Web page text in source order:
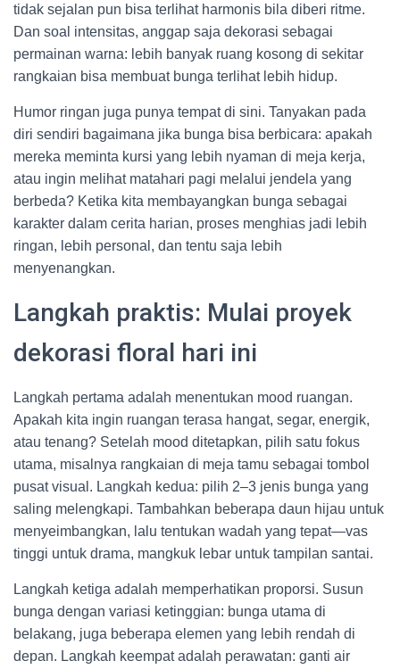
tidak sejalan pun bisa terlihat harmonis bila diberi ritme.
Dan soal intensitas, anggap saja dekorasi sebagai
permainan warna: lebih banyak ruang kosong di sekitar
rangkaian bisa membuat bunga terlihat lebih hidup.
Humor ringan juga punya tempat di sini. Tanyakan pada
diri sendiri bagaimana jika bunga bisa berbicara: apakah
mereka meminta kursi yang lebih nyaman di meja kerja,
atau ingin melihat matahari pagi melalui jendela yang
berbeda? Ketika kita membayangkan bunga sebagai
karakter dalam cerita harian, proses menghias jadi lebih
ringan, lebih personal, dan tentu saja lebih
menyenangkan.
Langkah praktis: Mulai proyek
dekorasi floral hari ini
Langkah pertama adalah menentukan mood ruangan.
Apakah kita ingin ruangan terasa hangat, segar, energik,
atau tenang? Setelah mood ditetapkan, pilih satu fokus
utama, misalnya rangkaian di meja tamu sebagai tombol
pusat visual. Langkah kedua: pilih 2–3 jenis bunga yang
saling melengkapi. Tambahkan beberapa daun hijau untuk
menyeimbangkan, lalu tentukan wadah yang tepat—vas
tinggi untuk drama, mangkuk lebar untuk tampilan santai.
Langkah ketiga adalah memperhatikan proporsi. Susun
bunga dengan variasi ketinggian: bunga utama di
belakang, juga beberapa elemen yang lebih rendah di
depan. Langkah keempat adalah perawatan: ganti air